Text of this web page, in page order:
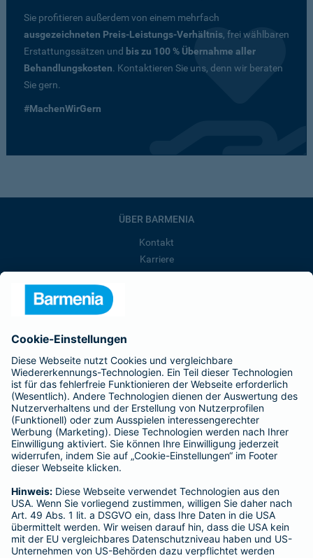
Sie profitieren außerdem von einem mehrfach
ausgezeichneten Preis-Leistungs-Verhältnis, frei wählbaren
Erstattungssätzen und bis zu 100 % Übernahme aller
Behandlungskosten. Kontaktieren Sie uns, denn wir beraten
Sie gern.
#MachenWirGern
ÜBER BARMENIA
Kontakt
Karriere
Barmenia ist Teil der BarmeniaGothaer
BELIEBTE SEITEN
Kranken-Zusatzversicherung
Tierversicherungen
Haftpflichtversicherung
Hausratversicherung
Adresse ändern
Schaden melden
Kilometerstandsmeldung
Serviceübersicht